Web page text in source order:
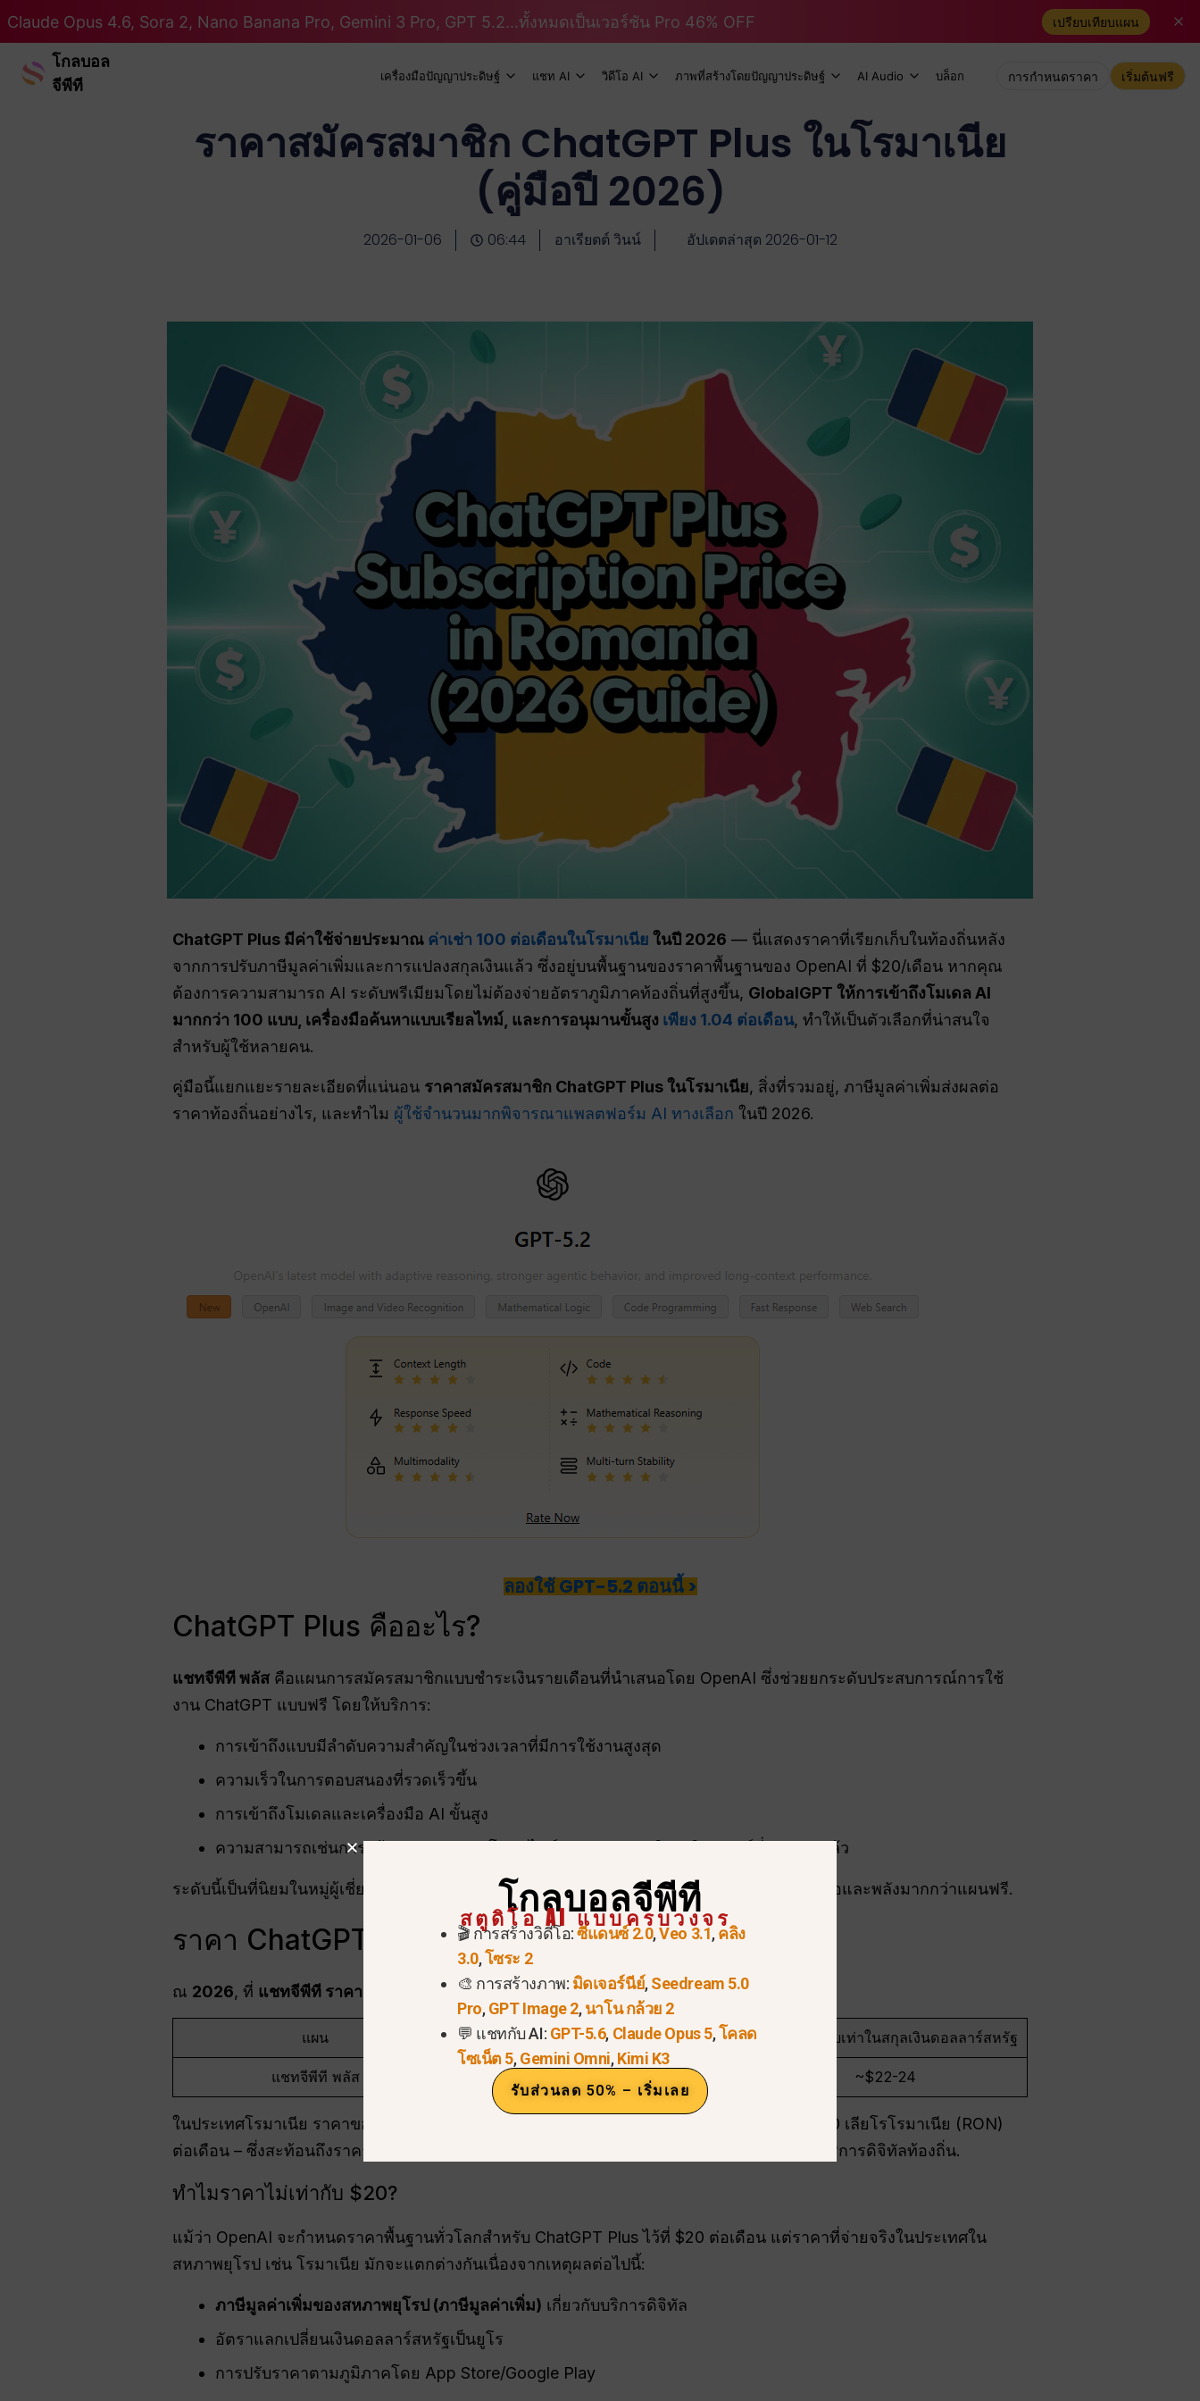
Claude Opus 4.6, Sora 2, Nano Banana Pro, Gemini 3 Pro, GPT 5.2...ทั้งหมดเป็นเวอร์ชัน Pro 46% OFF เปรียบเทียบแผน
โกลบอล
จีพีที
เครื่องมือปัญญาประดิษฐ์ แชท AI วิดีโอ AI ภาพที่สร้างโดยปัญญาประดิษฐ์ AI Audio บล็อก การกำหนดราคา เริ่มต้นฟรี
ราคาสมัครสมาชิก ChatGPT Plus ในโรมาเนีย
(คู่มือปี 2026)
2026-01-06 06:44 อาเรียตต์ วินน์ อัปเดตล่าสุด 2026-01-12
ChatGPT Plus มีค่าใช้จ่ายประมาณ ค่าเช่า 100 ต่อเดือนในโรมาเนีย ในปี 2026 — นี่แสดงราคาที่เรียกเก็บในท้องถิ่นหลัง
จากการปรับภาษีมูลค่าเพิ่มและการแปลงสกุลเงินแล้ว ซึ่งอยู่บนพื้นฐานของราคาพื้นฐานของ OpenAI ที่ $20/เดือน หากคุณ
ต้องการความสามารถ AI ระดับพรีเมียมโดยไม่ต้องจ่ายอัตราภูมิภาคท้องถิ่นที่สูงขึ้น, GlobalGPT ให้การเข้าถึงโมเดล AI
มากกว่า 100 แบบ, เครื่องมือค้นหาแบบเรียลไทม์, และการอนุมานขั้นสูง เพียง 1.04 ต่อเดือน, ทำให้เป็นตัวเลือกที่น่าสนใจ
สำหรับผู้ใช้หลายคน.
คู่มือนี้แยกแยะรายละเอียดที่แน่นอน ราคาสมัครสมาชิก ChatGPT Plus ในโรมาเนีย, สิ่งที่รวมอยู่, ภาษีมูลค่าเพิ่มส่งผลต่อ
ราคาท้องถิ่นอย่างไร, และทำไม ผู้ใช้จำนวนมากพิจารณาแพลตฟอร์ม AI ทางเลือก ในปี 2026.
ลองใช้ GPT-5.2 ตอนนี้ >
ChatGPT Plus คืออะไร?
แชทจีพีทีพลัส คือแผนการสมัครสมาชิกแบบชำระเงินรายเดือนที่นำเสนอโดย OpenAI ซึ่งช่วยยกระดับประสบการณ์การใช้
งาน ChatGPT แบบฟรี โดยให้บริการ:
การเข้าถึงแบบมีลำดับความสำคัญในช่วงเวลาที่มีการใช้งานสูงสุด
ความเร็วในการตอบสนองที่รวดเร็วขึ้น
การเข้าถึงโมเดลและเครื่องมือ AI ขั้นสูง
ความสามารถเช่นการสร้างภาพ, การอัปโหลดไฟล์, และคุณสมบัติการวิเคราะห์ที่ปรับปรุงแล้ว
ระดับนี้เป็นที่นิยมในหมู่ผู้เชี่ยวชาญ, ผู้สร้างสรรค์, นักพัฒนา, และผู้ใช้บ่อยที่ต้องการความน่าเชื่อถือและพลังมากกว่าแผนฟรี.
ราคา ChatGPT Plus ในโรมาเนีย (RON)
ณ 2026, ที่ แชทจีพีที ราคาสมัครสมาชิกแบบพรีเมียมในประเทศโรมาเนียประมาณ:
แผน ราคาในประเทศโรมาเนีย (RON) ประมาณเทียบเท่าในสกุลเงินดอลลาร์สหรัฐ
แชทจีพีที พลัส ~ค่าเช่า 100 / เดือน ~$22-24
ในประเทศโรมาเนีย ราคาของ ChatGPT Plus มักจะปรากฏในใบเรียกเก็บเงินท้องถิ่นประมาณ 100 เลียโรโรมาเนีย (RON)
ต่อเดือน – ซึ่งสะท้อนถึงราคาฐานของ $20 ที่แปลงเป็นยูโร บวกกับภาษีมูลค่าเพิ่ม (VAT) และค่าบริการดิจิทัลท้องถิ่น.
ทำไมราคาไม่เท่ากับ $20?
แม้ว่า OpenAI จะกำหนดราคาพื้นฐานทั่วโลกสำหรับ ChatGPT Plus ไว้ที่ $20 ต่อเดือน แต่ราคาที่จ่ายจริงในประเทศใน
สหภาพยุโรป เช่น โรมาเนีย มักจะแตกต่างกันเนื่องจากเหตุผลต่อไปนี้:
ภาษีมูลค่าเพิ่มของสหภาพยุโรป (ภาษีมูลค่าเพิ่ม) เกี่ยวกับบริการดิจิทัล
อัตราแลกเปลี่ยนเงินดอลลาร์สหรัฐเป็นยูโร
การปรับราคาตามภูมิภาคโดย App Store/Google Play
โกลบอลจีพีที
สตูดิโอ AI แบบครบวงจร
🎬 การสร้างวิดีโอ:ซีแดนซ์ 2.0,Veo 3.1,คลิง
3.0,โซระ 2
🎨 การสร้างภาพ: มิดเจอร์นีย์,Seedream 5.0
Pro,GPT Image 2,นาโน กล้วย 2
💬 แชทกับ AI: GPT-5.6, Claude Opus 5,โคลด
โซเน็ต 5,Gemini Omni,Kimi K3
รับส่วนลด 50% – เริ่มเลย